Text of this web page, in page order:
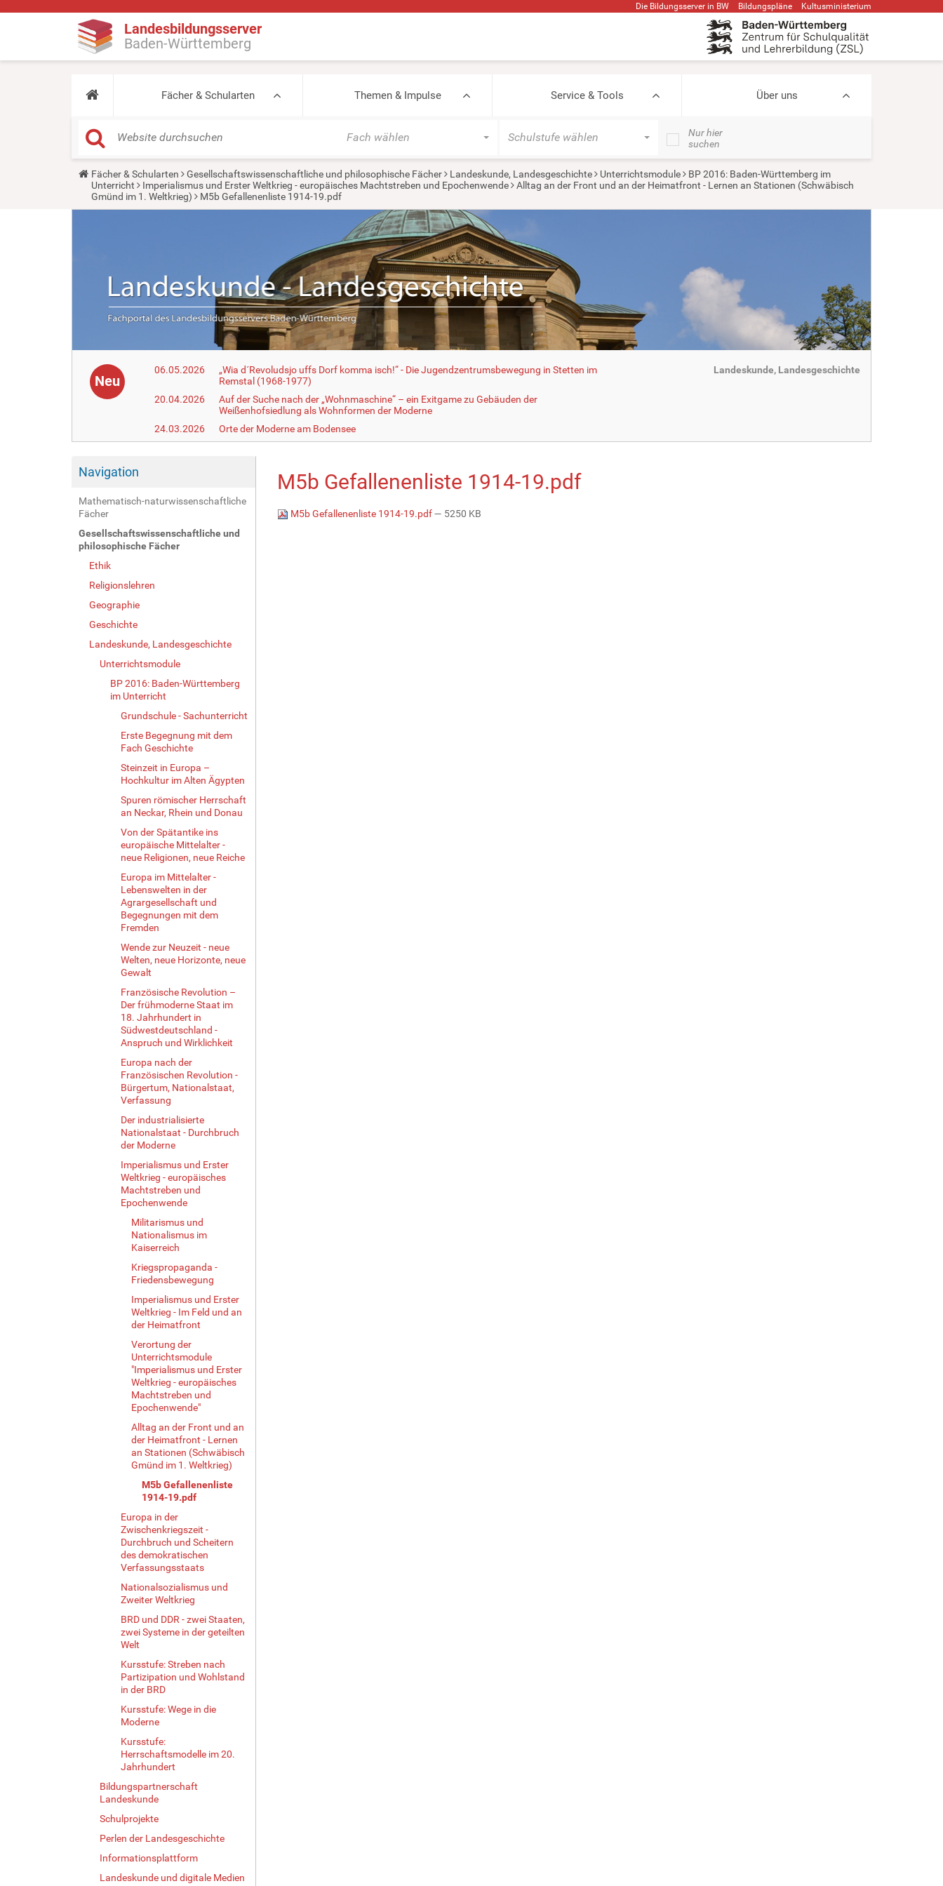
Die Bildungsserver in BW Bildungspläne Kultusministerium
Landesbildungsserver
Baden-Württemberg
Fächer & Schularten Themen & Impulse Service & Tools Über uns
Fach wählen Schulstufe wählen
Nur hier
suchen
Y
a
Fächer & Schularten Gesellschaftswissenschaftliche und philosophische Fächer Landeskunde, Landesgeschichte Unterrichtsmodule
BP 2016: Baden-Württemberg im
Unterricht
Imperialismus und Erster Weltkrieg - europäisches Machtstreben und Epochenwende
Alltag an der Front und an der Heimatfront - Lernen an Stationen (Schwäbisch
Gmünd im 1. Weltkrieg)
M5b Gefallenenliste 1914-19.pdf
Neu
06.05.2026
„Wia d´Revoludsjo uffs Dorf komma isch!“ - Die Jugendzentrumsbewegung in Stetten im
Remstal (1968-1977)
20.04.2026
Auf der Suche nach der „Wohnmaschine“ – ein Exitgame zu Gebäuden der
Weißenhofsiedlung als Wohnformen der Moderne
24.03.2026
Orte der Moderne am Bodensee
Landeskunde, Landesgeschichte
Navigation
Mathematisch-naturwissenschaftliche
Fächer
Gesellschaftswissenschaftliche und
philosophische Fächer
Ethik
Religionslehren
Geographie
Geschichte
Landeskunde, Landesgeschichte
Unterrichtsmodule
BP 2016: Baden-Württemberg
im Unterricht
Grundschule - Sachunterricht
Erste Begegnung mit dem
Fach Geschichte
Steinzeit in Europa –
Hochkultur im Alten Ägypten
Spuren römischer Herrschaft
an Neckar, Rhein und Donau
Von der Spätantike ins
europäische Mittelalter -
neue Religionen, neue Reiche
Europa im Mittelalter -
Lebenswelten in der
Agrargesellschaft und
Begegnungen mit dem
Fremden
Wende zur Neuzeit - neue
Welten, neue Horizonte, neue
Gewalt
Französische Revolution –
Der frühmoderne Staat im
18. Jahrhundert in
Südwestdeutschland -
Anspruch und Wirklichkeit
Europa nach der
Französischen Revolution -
Bürgertum, Nationalstaat,
Verfassung
Der industrialisierte
Nationalstaat - Durchbruch
der Moderne
Imperialismus und Erster
Weltkrieg - europäisches
Machtstreben und
Epochenwende
Militarismus und
Nationalismus im
Kaiserreich
Kriegspropaganda -
Friedensbewegung
Imperialismus und Erster
Weltkrieg - Im Feld und an
der Heimatfront
Verortung der
Unterrichtsmodule
"Imperialismus und Erster
Weltkrieg - europäisches
Machtstreben und
Epochenwende"
Alltag an der Front und an
der Heimatfront - Lernen
an Stationen (Schwäbisch
Gmünd im 1. Weltkrieg)
M5b Gefallenenliste
1914-19.pdf
Europa in der
Zwischenkriegszeit -
Durchbruch und Scheitern
des demokratischen
Verfassungsstaats
Nationalsozialismus und
Zweiter Weltkrieg
BRD und DDR - zwei Staaten,
zwei Systeme in der geteilten
Welt
Kursstufe: Streben nach
Partizipation und Wohlstand
in der BRD
Kursstufe: Wege in die
Moderne
Kursstufe:
Herrschaftsmodelle im 20.
Jahrhundert
Bildungspartnerschaft
Landeskunde
Schulprojekte
Perlen der Landesgeschichte
Informationsplattform
Landeskunde und digitale Medien
M5b Gefallenenliste 1914-19.pdf
M5b Gefallenenliste 1914-19.pdf— 5250 KB